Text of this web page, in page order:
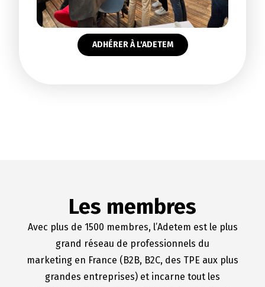
ADHÉRER À L'ADETEM
Les membres
Avec plus de 1500 membres, l’Adetem est le plus
grand réseau de professionnels du
marketing en France (B2B, B2C, des TPE aux plus
grandes entreprises) et incarne tout les